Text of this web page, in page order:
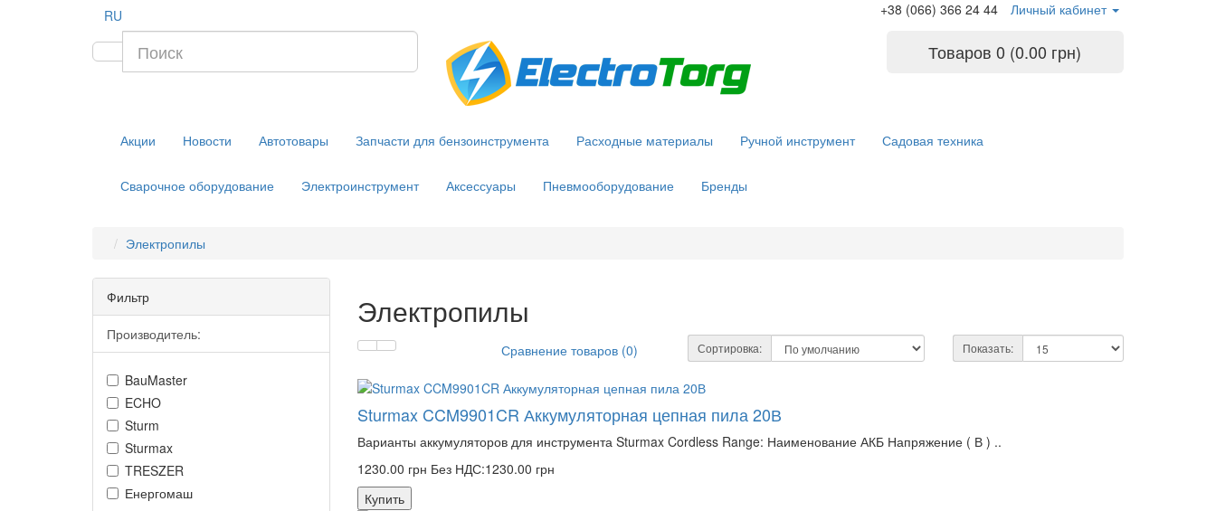
RU +38 (066) 366 24 44 Личный кабинет
Товаров 0 (0.00 грн)
Акции Новости Автотовары Запчасти для бензоинструмента Расходные материалы Ручной инструмент Садовая техника
Сварочное оборудование Электроинструмент Аксессуары Пневмооборудование Бренды
Электропилы
Фильтр
Производитель:
BauMaster
ECHO
Sturm
Sturmax
TRESZER
Енергомаш
Электропилы
Сравнение товаров (0) Сортировка: Показать:
Sturmax CCM9901CR Аккумуляторная цепная пила 20В
Варианты аккумуляторов для инструмента Sturmax Cordless Range: Наименование АКБ Напряжение ( В ) ..
1230.00 грн Без НДС:1230.00 грн
Купить